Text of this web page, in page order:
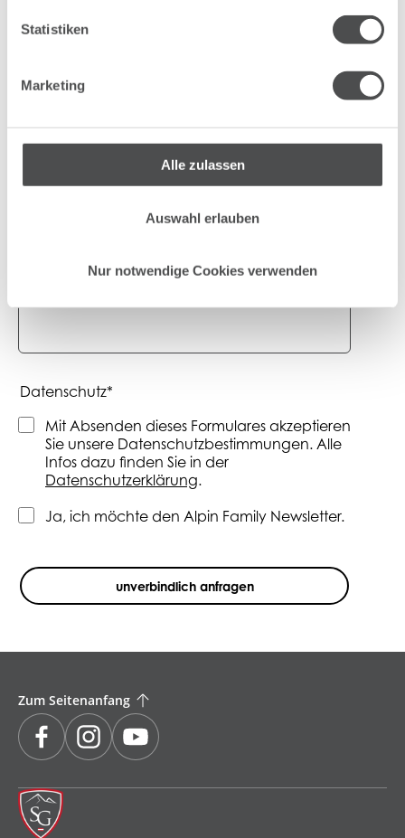
Statistiken
Marketing
Alle zulassen
Auswahl erlauben
Nur notwendige Cookies verwenden
IHRE ANLIEGEN &
WÜNSCHE
Pflichtfeld
Datenschutz*
Mit Absenden dieses Formulares akzeptieren
Sie unsere Datenschutzbestimmungen. Alle
Infos dazu finden Sie in der
Datenschutzerklärung.
Ja, ich möchte den Alpin Family Newsletter.
unverbindlich anfragen
Zum Seitenanfang